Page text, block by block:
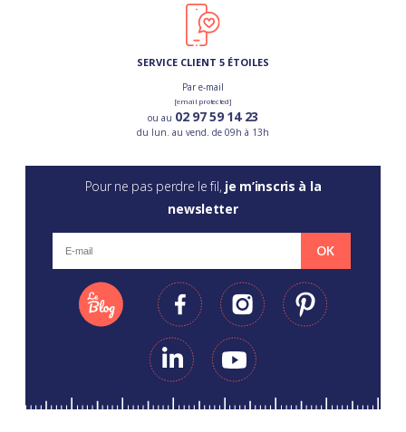
SERVICE CLIENT 5 ÉTOILES
Par e-mail
[email protected]
ou au 02 97 59 14 23
du lun. au vend. de 09h à 13h
Pour ne pas perdre le fil, je m’inscris à la
newsletter
OK